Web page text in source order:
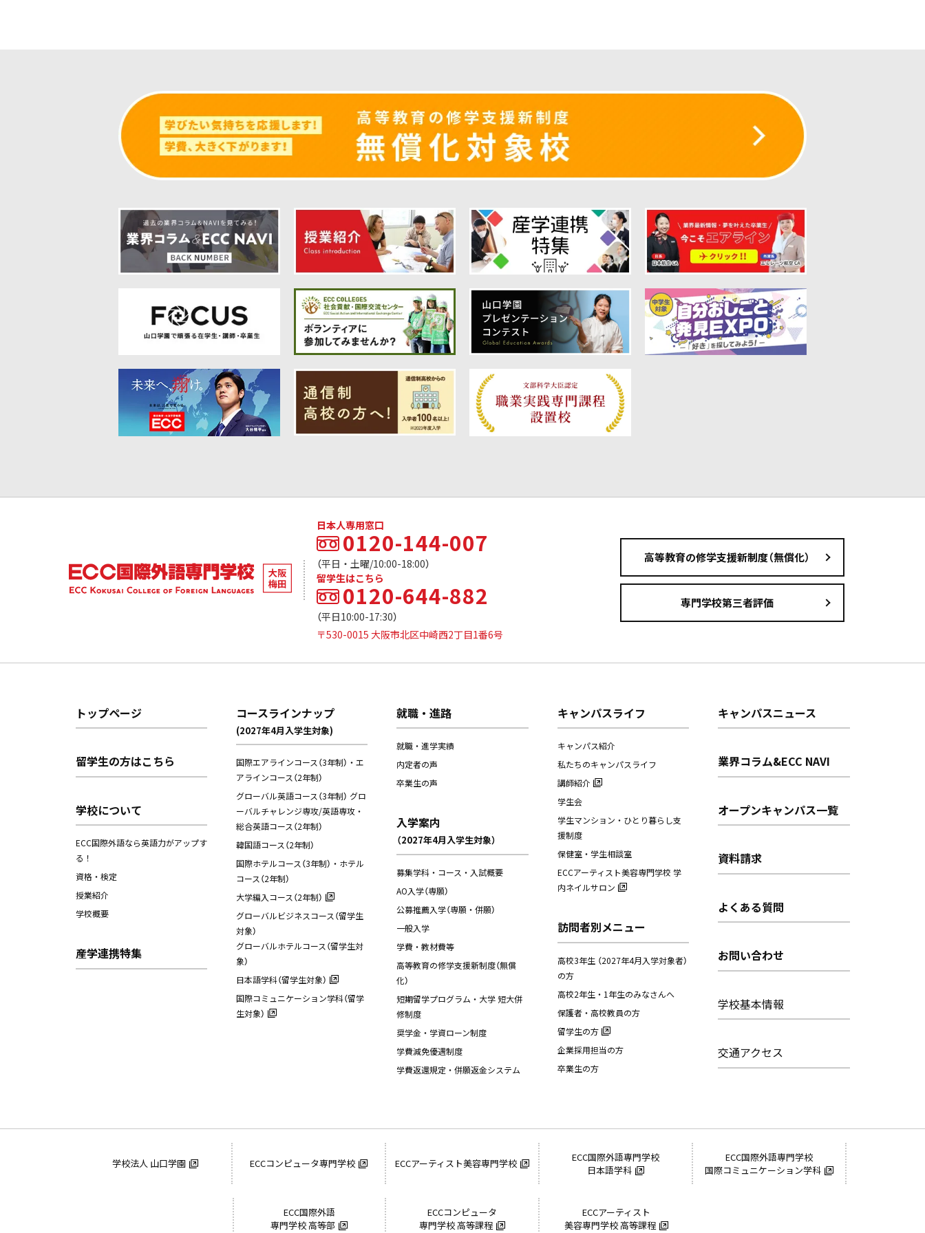
日本人専用窓口
0120-144-007
（平日・土曜/10:00-18:00）
留学生はこちら
0120-644-882
（平日10:00-17:30）
〒530-0015 大阪市北区中崎西2丁目1番6号
高等教育の修学支援新制度（無償化）
専門学校第三者評価
トップページ
留学生の方はこちら
学校について
ECC国際外語なら英語力がアップす
る！
資格・検定
授業紹介
学校概要
産学連携特集
コースラインナップ
(2027年4月入学生対象)
国際エアラインコース（3年制）・エ
アラインコース（2年制）
グローバル英語コース（3年制） グロ
ーバルチャレンジ専攻/英語専攻・
総合英語コース（2年制）
韓国語コース（2年制）
国際ホテルコース（3年制）・ホテル
コース（2年制）
大学編入コース（2年制）
グローバルビジネスコース（留学生
対象）
グローバルホテルコース（留学生対
象）
日本語学科（留学生対象）
国際コミュニケーション学科（留学
生対象）
就職・進路
就職・進学実績
内定者の声
卒業生の声
入学案内
（2027年4月入学生対象）
募集学科・コース・入試概要
AO入学（専願）
公募推薦入学（専願・併願）
一般入学
学費・教材費等
高等教育の修学支援新制度（無償
化）
短期留学プログラム・大学 短大併
修制度
奨学金・学資ローン制度
学費減免優遇制度
学費返還規定・併願返金システム
キャンパスライフ
キャンパス紹介
私たちのキャンパスライフ
講師紹介
学生会
学生マンション・ひとり暮らし支
援制度
保健室・学生相談室
ECCアーティスト美容専門学校 学
内ネイルサロン
訪問者別メニュー
高校3年生 （2027年4月入学対象者）
の方
高校2年生・1年生のみなさんへ
保護者・高校教員の方
留学生の方
企業採用担当の方
卒業生の方
キャンパスニュース
業界コラム&ECC NAVI
オープンキャンパス一覧
資料請求
よくある質問
お問い合わせ
学校基本情報
交通アクセス
学校法人 山口学園 ECCコンピュータ専門学校 ECCアーティスト美容専門学校
ECC国際外語専門学校
日本語学科
ECC国際外語専門学校
国際コミュニケーション学科
ECC国際外語
専門学校 高等部
ECCコンピュータ
専門学校 高等課程
ECCアーティスト
美容専門学校 高等課程